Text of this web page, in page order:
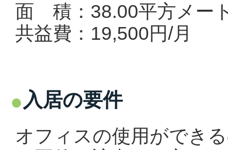
面 積：38.00平方メー
共益費：19,500円/月
入居の要件
オフィスの使用ができ